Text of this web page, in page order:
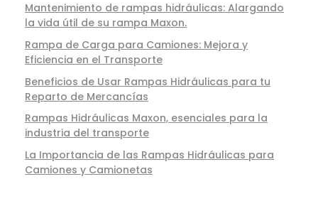
Mantenimiento de rampas hidráulicas: Alargando
la vida útil de su rampa Maxon.
Rampa de Carga para Camiones: Mejora y
Eficiencia en el Transporte
Beneficios de Usar Rampas Hidráulicas para tu
Reparto de Mercancías
Rampas Hidráulicas Maxon, esenciales para la
industria del transporte
La Importancia de las Rampas Hidráulicas para
Camiones y Camionetas